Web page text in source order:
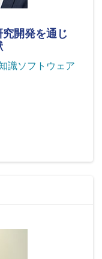
開発を通じ
識ソフトウェア